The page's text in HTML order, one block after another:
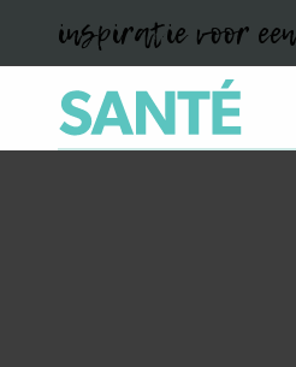
inspiratie voor